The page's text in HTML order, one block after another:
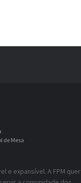
de Mesa
e expansível. A FPM quer